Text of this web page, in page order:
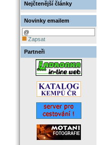
Nejčtenější články
Novinky emailem
Zapsat
Partneři